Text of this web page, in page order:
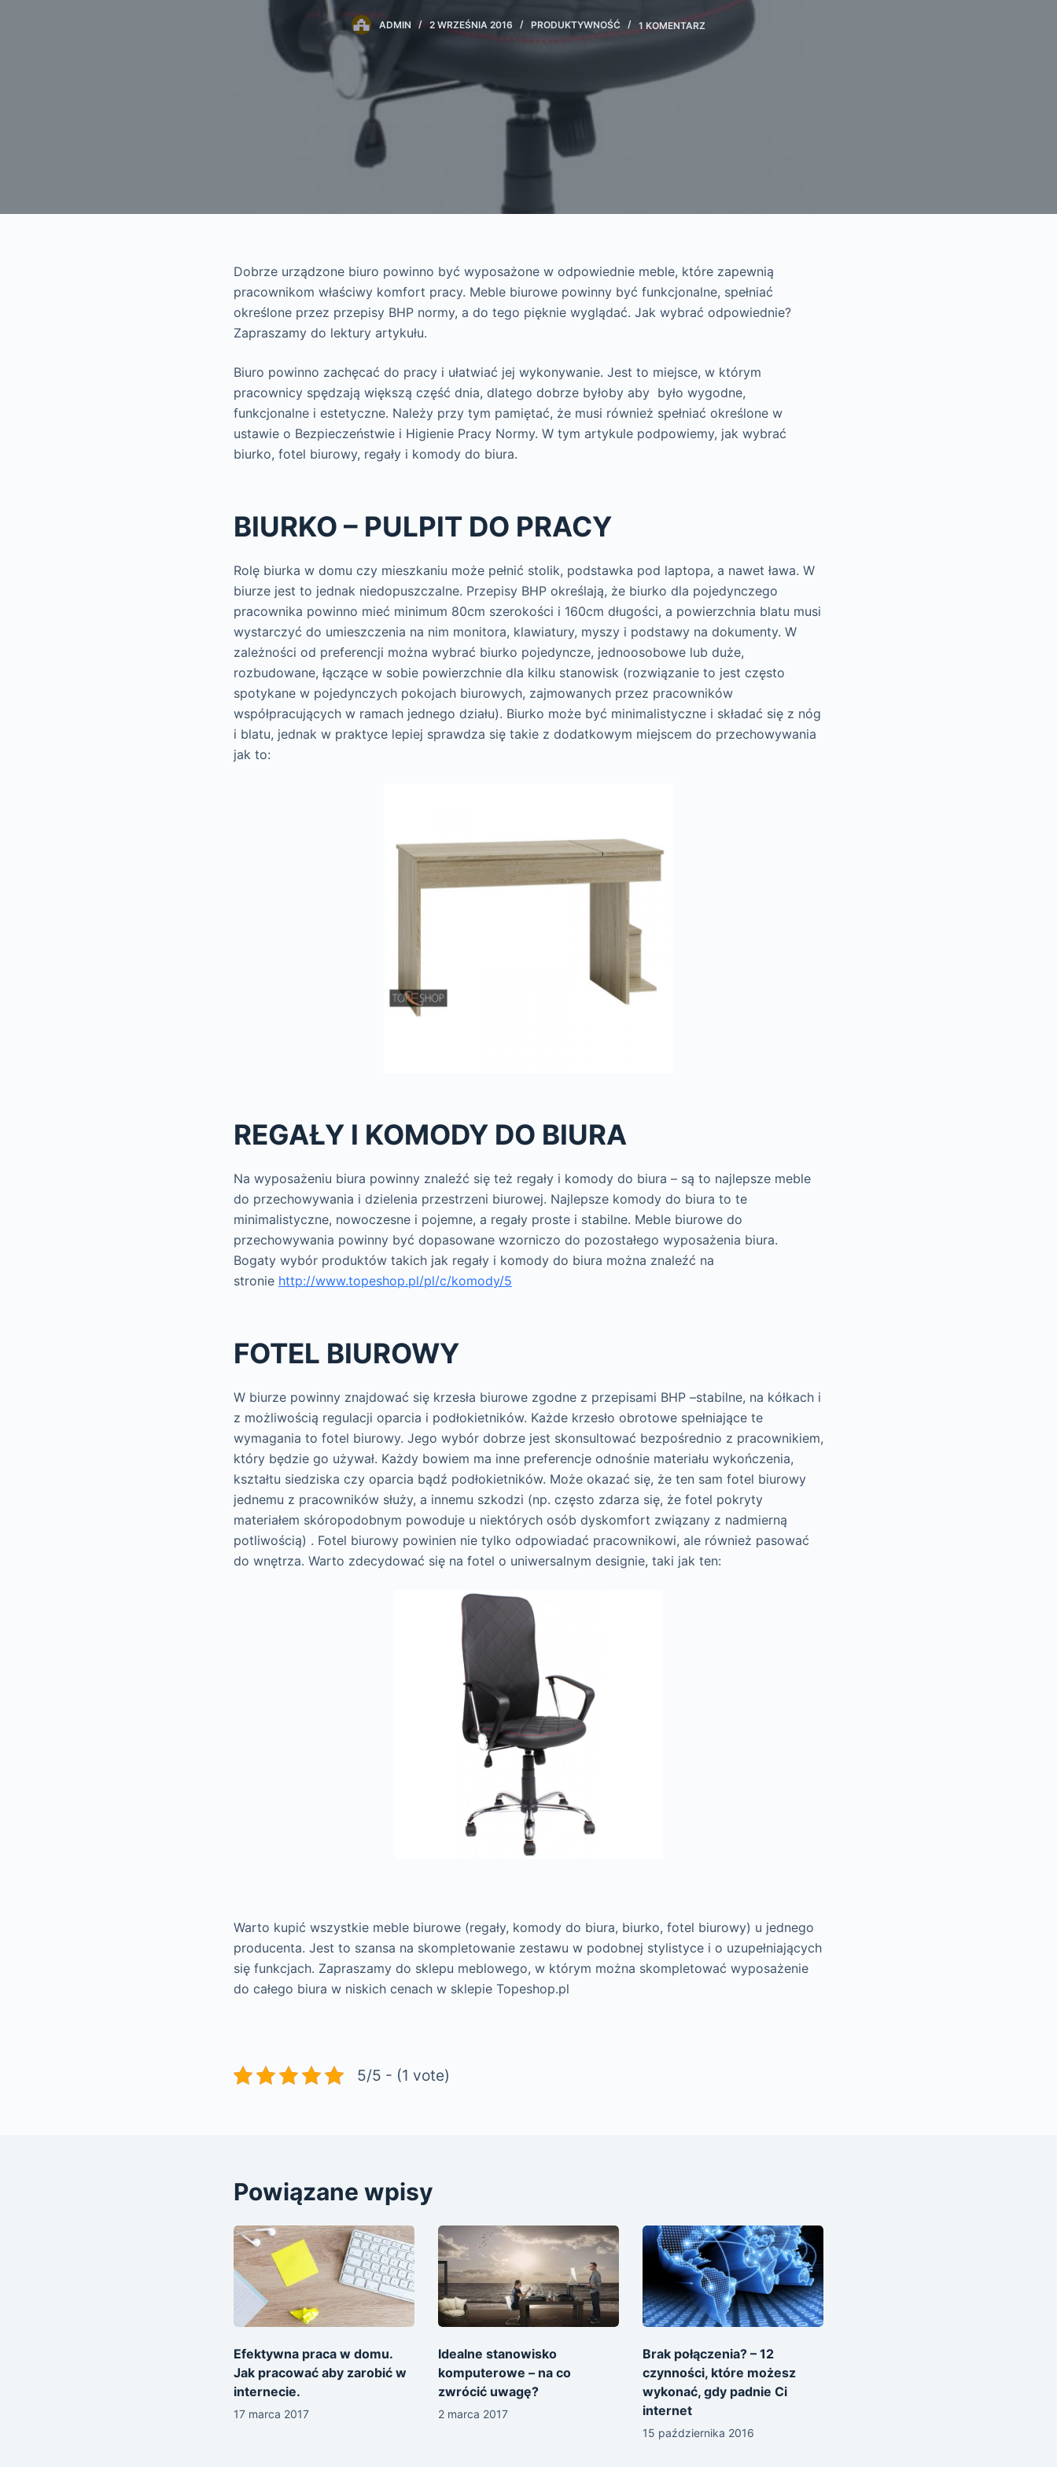
ADMIN 2 WRZEŚNIA 2016 PRODUKTYWNOŚĆ 1 KOMENTARZ
Dobrze urządzone biuro powinno być wyposażone w odpowiednie meble, które zapewnią
pracownikom właściwy komfort pracy. Meble biurowe powinny być funkcjonalne, spełniać
określone przez przepisy BHP normy, a do tego pięknie wyglądać. Jak wybrać odpowiednie?
Zapraszamy do lektury artykułu.
Biuro powinno zachęcać do pracy i ułatwiać jej wykonywanie. Jest to miejsce, w którym
pracownicy spędzają większą część dnia, dlatego dobrze byłoby aby było wygodne,
funkcjonalne i estetyczne. Należy przy tym pamiętać, że musi również spełniać określone w
ustawie o Bezpieczeństwie i Higienie Pracy Normy. W tym artykule podpowiemy, jak wybrać
biurko, fotel biurowy, regały i komody do biura.
BIURKO – PULPIT DO PRACY
Rolę biurka w domu czy mieszkaniu może pełnić stolik, podstawka pod laptopa, a nawet ława. W
biurze jest to jednak niedopuszczalne. Przepisy BHP określają, że biurko dla pojedynczego
pracownika powinno mieć minimum 80cm szerokości i 160cm długości, a powierzchnia blatu musi
wystarczyć do umieszczenia na nim monitora, klawiatury, myszy i podstawy na dokumenty. W
zależności od preferencji można wybrać biurko pojedyncze, jednoosobowe lub duże,
rozbudowane, łączące w sobie powierzchnie dla kilku stanowisk (rozwiązanie to jest często
spotykane w pojedynczych pokojach biurowych, zajmowanych przez pracowników
współpracujących w ramach jednego działu). Biurko może być minimalistyczne i składać się z nóg
i blatu, jednak w praktyce lepiej sprawdza się takie z dodatkowym miejscem do przechowywania
jak to:
REGAŁY I KOMODY DO BIURA
Na wyposażeniu biura powinny znaleźć się też regały i komody do biura – są to najlepsze meble
do przechowywania i dzielenia przestrzeni biurowej. Najlepsze komody do biura to te
minimalistyczne, nowoczesne i pojemne, a regały proste i stabilne. Meble biurowe do
przechowywania powinny być dopasowane wzorniczo do pozostałego wyposażenia biura.
Bogaty wybór produktów takich jak regały i komody do biura można znaleźć na
stronie http://www.topeshop.pl/pl/c/komody/5
FOTEL BIUROWY
W biurze powinny znajdować się krzesła biurowe zgodne z przepisami BHP –stabilne, na kółkach i
z możliwością regulacji oparcia i podłokietników. Każde krzesło obrotowe spełniające te
wymagania to fotel biurowy. Jego wybór dobrze jest skonsultować bezpośrednio z pracownikiem,
który będzie go używał. Każdy bowiem ma inne preferencje odnośnie materiału wykończenia,
kształtu siedziska czy oparcia bądź podłokietników. Może okazać się, że ten sam fotel biurowy
jednemu z pracowników służy, a innemu szkodzi (np. często zdarza się, że fotel pokryty
materiałem skóropodobnym powoduje u niektórych osób dyskomfort związany z nadmierną
potliwością) . Fotel biurowy powinien nie tylko odpowiadać pracownikowi, ale również pasować
do wnętrza. Warto zdecydować się na fotel o uniwersalnym designie, taki jak ten:
Warto kupić wszystkie meble biurowe (regały, komody do biura, biurko, fotel biurowy) u jednego
producenta. Jest to szansa na skompletowanie zestawu w podobnej stylistyce i o uzupełniających
się funkcjach. Zapraszamy do sklepu meblowego, w którym można skompletować wyposażenie
do całego biura w niskich cenach w sklepie Topeshop.pl
5/5 - (1 vote)
Powiązane wpisy
Efektywna praca w domu.
Jak pracować aby zarobić w
internecie.
17 marca 2017
Idealne stanowisko
komputerowe – na co
zwrócić uwagę?
2 marca 2017
Brak połączenia? – 12
czynności, które możesz
wykonać, gdy padnie Ci
internet
15 października 2016